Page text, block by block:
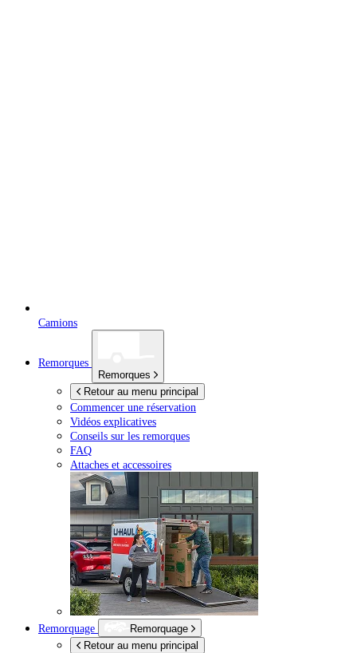
Camions
Remorques
Remorques
Retour au menu principal
Commencer une réservation
Vidéos explicatives
Conseils sur les remorques
FAQ
Attaches et accessoires
Remorquage
Remorquage
Retour au menu principal